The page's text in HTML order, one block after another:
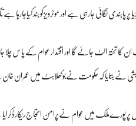
پابندی لگائی جارہی ہے اور موٹرویزکو بند
کا تختہ الٹ جائے گا اور اقتدار عوام کے پاس
بتایا کہ حکومت نےبوکھلاہٹ میں عمران
پر پورےملک میں عوام نےپرامن احتجاج